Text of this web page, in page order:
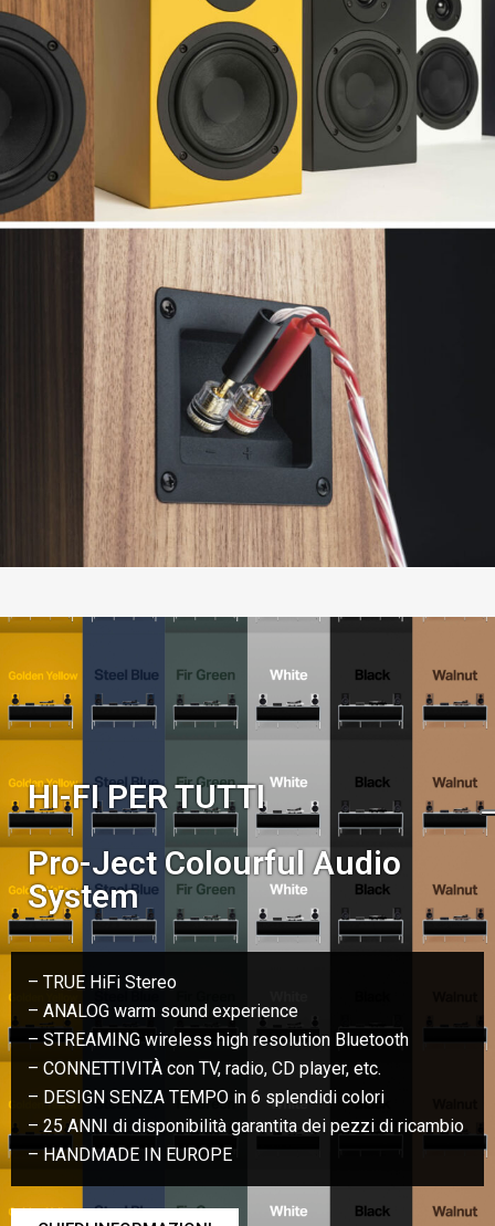
HI-FI PER TUTTI
Pro-Ject Colourful Audio
System
– TRUE HiFi Stereo
– ANALOG warm sound experience
– STREAMING wireless high resolution Bluetooth
– CONNETTIVITÀ con TV, radio, CD player, etc.
– DESIGN SENZA TEMPO in 6 splendidi colori
– 25 ANNI di disponibilità garantita dei pezzi di ricambio
– HANDMADE IN EUROPE